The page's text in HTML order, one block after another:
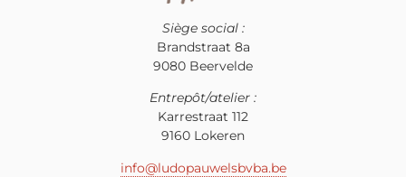
Siège social :
Brandstraat 8a
9080 Beervelde
Entrepôt/atelier :
Karrestraat 112
9160 Lokeren
info@ludopauwelsbvba.be